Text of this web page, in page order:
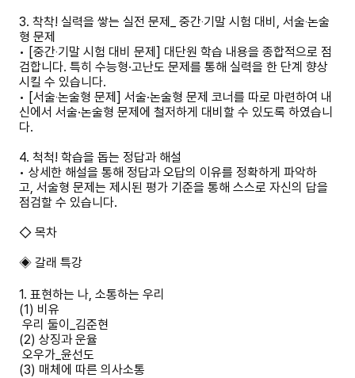
3. 착착! 실력을 쌓는 실전 문제_ 중간‧기말 시험 대비, 서술‧논술
형 문제
• [중간‧기말 시험 대비 문제] 대단원 학습 내용을 종합적으로 점
검합니다. 특히 수능형·고난도 문제를 통해 실력을 한 단계 향상
시킬 수 있습니다.
• [서술‧논술형 문제] 서술·논술형 문제 코너를 따로 마련하여 내
신에서 서술·논술형 문제에 철저하게 대비할 수 있도록 하였습니
다.
4. 척척! 학습을 돕는 정답과 해설
• 상세한 해설을 통해 정답과 오답의 이유를 정확하게 파악하
고, 서술형 문제는 제시된 평가 기준을 통해 스스로 자신의 답을
점검할 수 있습니다.
◇ 목차
◈ 갈래 특강
1. 표현하는 나, 소통하는 우리
(1) 비유
우리 둘이_김준현
(2) 상징과 운율
오우가_윤선도
(3) 매체에 따른 의사소통